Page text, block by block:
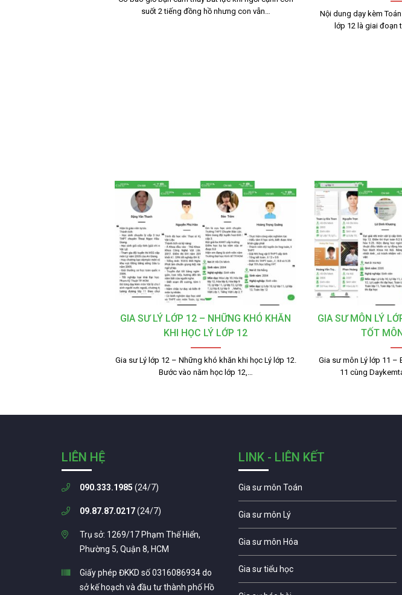
suốt 2 tiếng đồng hồ nhưng con vẫn…
Nội dung dạy kèm
lớp 12 là giai đoạn
GIA SƯ LÝ LỚP 12 – NHỮNG KHÓ KHĂN
KHI HỌC LÝ LỚP 12
Gia sư Lý lớp 12 – Những khó khăn khi học Lý lớp 12.
Bước vào năm học lớp 12,…
GIA SƯ MÔN LÝ
TỐT
Gia sư môn Lý lớp 11 –
11 cùng
LIÊN HỆ
090.333.1985 (24/7)
09.87.87.0217(24/7)
Trụ sở: 1269/17 Phạm Thế Hiển,
Phường 5, Quận 8, HCM
Giấy phép ĐKKD số 0316086934 do
sở kế hoạch và đầu tư thành phố Hồ
LINK - LIÊN KẾT
Gia sư môn Toán
Gia sư môn Lý
Gia sư môn Hóa
Gia sư tiểu học